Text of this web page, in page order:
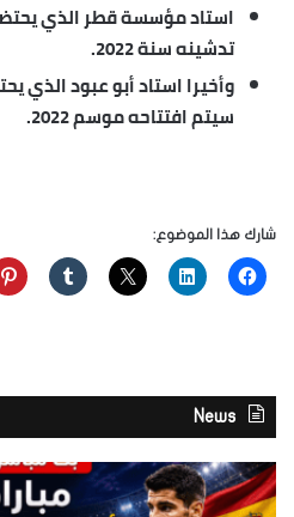
تدشينه سنة 2022.
سيتم افتتاحه موسم 2022.
شارك هذا الموضوع:
News